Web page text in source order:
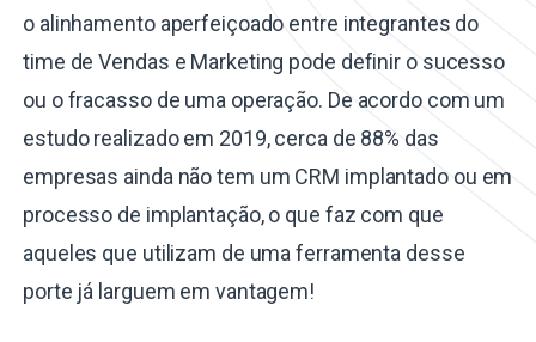
o alinhamento aperfeiçoado entre integrantes do
time de Vendas e Marketing pode definir o sucesso
ou o fracasso de uma operação. De acordo com um
estudo realizado em 2019, cerca de 88% das
empresas ainda não tem um CRM implantado ou em
processo de implantação, o que faz com que
aqueles que utilizam de uma ferramenta desse
porte já larguem em vantagem!